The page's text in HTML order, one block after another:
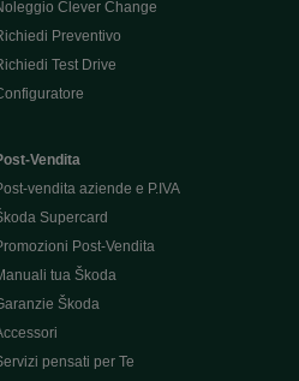
Clever Change
Preventivo
Test Drive
Vendita
vendita aziende e P.IVA
Supercard
Post-Vendita
tua Škoda
Škoda
pensati per Te